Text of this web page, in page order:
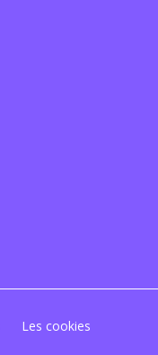
Les cookies